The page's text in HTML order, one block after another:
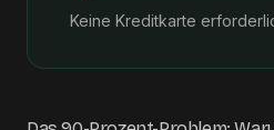
Keine Kreditkarte